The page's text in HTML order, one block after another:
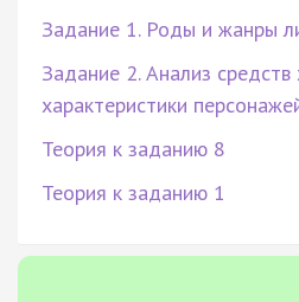
Задание 1. Роды и жанры
Задание 2. Анализ
характеристики
Теория к заданию 8
Теория к заданию 1